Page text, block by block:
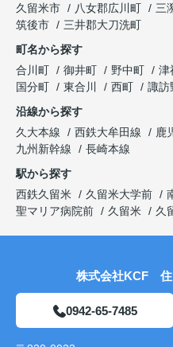
久留米市
八女郡広川町 三
筑後市
三井郡大刀洗町
町名から探す
合川町
御井町 野中町 津
国分町
東合川 西町
諏訪
沿線から探す
久大本線
西鉄大牟田線 鹿
九州新幹線
長崎本線
駅から探す
西鉄久留米
久留米大学前
聖マリア病院前
久留米 久
株式会社KCF 住
0942-65-7485